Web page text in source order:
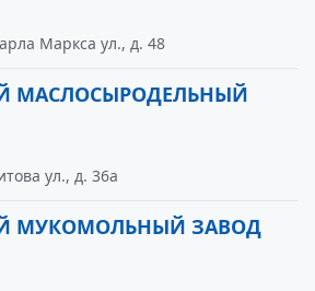
Маркса ул., д. 48
МАСЛОСЫРОДЕЛЬНЫЙ
ул., д. 36а
МУКОМОЛЬНЫЙ ЗАВОД